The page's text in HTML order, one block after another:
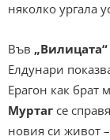
няколко ургала
Във „Вилицата“
Елдунари
Ерагон как брат
Муртаг се
новия си живот –